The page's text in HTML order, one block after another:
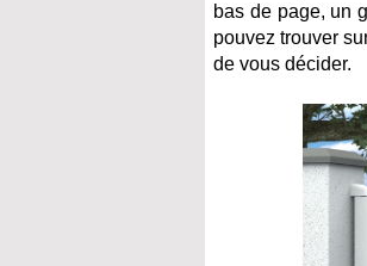
bas de page, un
pouvez trouver
de vous décider.